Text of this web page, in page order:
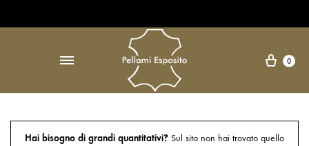
↵
0
Hai bisogno di grandi quantitativi? Sul sito non hai trovato quello